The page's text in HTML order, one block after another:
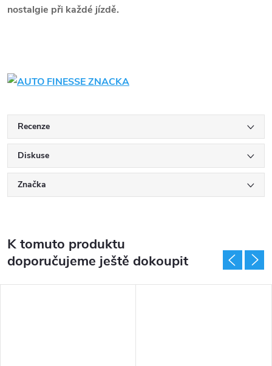
nostalgie při každé jízdě.
Recenze
Diskuse
Značka
K tomuto produktu
doporučujeme ještě dokoupit